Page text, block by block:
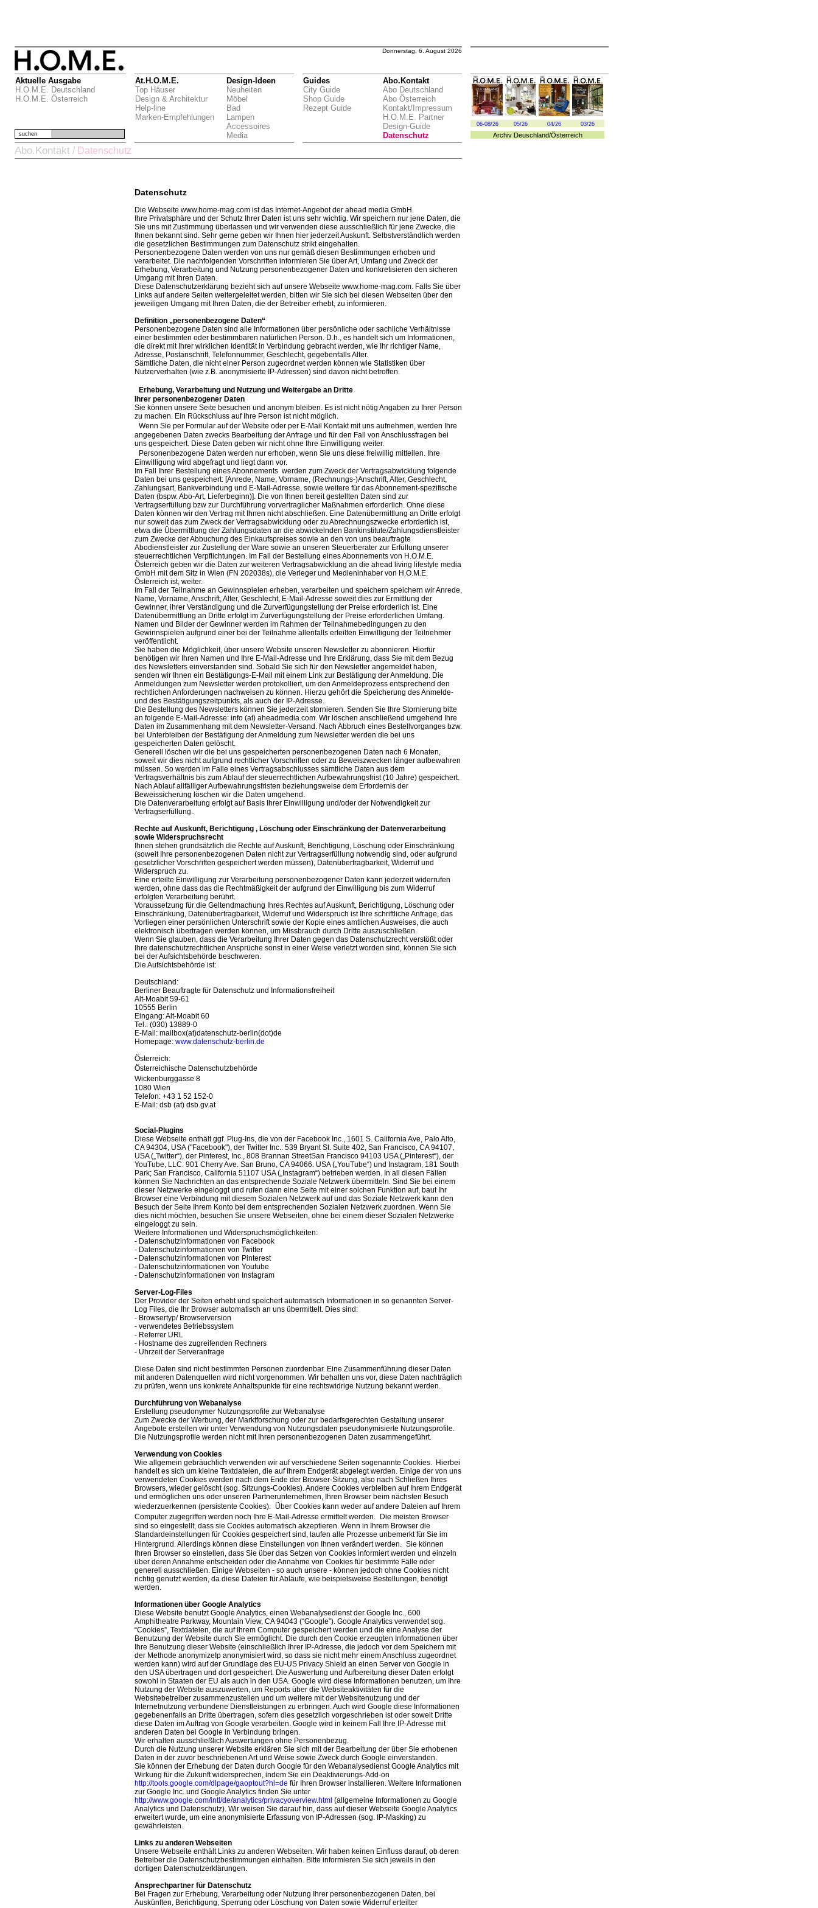
Donnerstag, 6. August 2026
Aktuelle Ausgabe
H.O.M.E. Deutschland
H.O.M.E. Österreich
At.H.O.M.E.
Top Häuser
Design & Architektur
Help-line
Marken-Empfehlungen
Design-Ideen
Neuheiten
Möbel
Bad
Lampen
Accessoires
Media
Guides
City Guide
Shop Guide
Rezept Guide
Abo.Kontakt
Abo Deutschland
Abo Österreich
Kontakt/Impressum
H.O.M.E. Partner
Design-Guide
Datenschutz
06-08/26 05/26 04/26 03/26
Archiv Deuschland/Österreich
suchen
Abo.Kontakt / Datenschutz
Datenschutz
Die Webseite www.home-mag.com ist das Internet-Angebot der ahead media GmbH.
Ihre Privatsphäre und der Schutz Ihrer Daten ist uns sehr wichtig. Wir speichern nur jene Daten, die
Sie uns mit Zustimmung überlassen und wir verwenden diese ausschließlich für jene Zwecke, die
Ihnen bekannt sind. Sehr gerne geben wir Ihnen hier jederzeit Auskunft. Selbstverständlich werden
die gesetzlichen Bestimmungen zum Datenschutz strikt eingehalten.
Personenbezogene Daten werden von uns nur gemäß diesen Bestimmungen erhoben und
verarbeitet. Die nachfolgenden Vorschriften informieren Sie über Art, Umfang und Zweck der
Erhebung, Verarbeitung und Nutzung personenbezogener Daten und konkretisieren den sicheren
Umgang mit Ihren Daten.
Diese Datenschutzerklärung bezieht sich auf unsere Webseite www.home-mag.com. Falls Sie über
Links auf andere Seiten weitergeleitet werden, bitten wir Sie sich bei diesen Webseiten über den
jeweiligen Umgang mit Ihren Daten, die der Betreiber erhebt, zu informieren.
Definition „personenbezogene Daten“
Personenbezogene Daten sind alle Informationen über persönliche oder sachliche Verhältnisse
einer bestimmten oder bestimmbaren natürlichen Person. D.h., es handelt sich um Informationen,
die direkt mit Ihrer wirklichen Identität in Verbindung gebracht werden, wie Ihr richtiger Name,
Adresse, Postanschrift, Telefonnummer, Geschlecht, gegebenfalls Alter.
Sämtliche Daten, die nicht einer Person zugeordnet werden können wie Statistiken über
Nutzerverhalten (wie z.B. anonymisierte IP-Adressen) sind davon nicht betroffen.
Erhebung, Verarbeitung und Nutzung und Weitergabe an Dritte
Ihrer personenbezogener Daten
Sie können unsere Seite besuchen und anonym bleiben. Es ist nicht nötig Angaben zu Ihrer Person
zu machen. Ein Rückschluss auf Ihre Person ist nicht möglich.
Wenn Sie per Formular auf der Website oder per E-Mail Kontakt mit uns aufnehmen, werden Ihre
angegebenen Daten zwecks Bearbeitung der Anfrage und für den Fall von Anschlussfragen bei
uns gespeichert. Diese Daten geben wir nicht ohne Ihre Einwilligung weiter.
Personenbezogene Daten werden nur erhoben, wenn Sie uns diese freiwillig mitteilen. Ihre
Einwilligung wird abgefragt und liegt dann vor.
Im Fall Ihrer Bestellung eines Abonnements werden zum Zweck der Vertragsabwicklung folgende
Daten bei uns gespeichert: [Anrede, Name, Vorname, (Rechnungs-)Anschrift, Alter, Geschlecht,
Zahlungsart, Bankverbindung und E-Mail-Adresse, sowie weitere für das Abonnement-spezifische
Daten (bspw. Abo-Art, Lieferbeginn)]. Die von Ihnen bereit gestellten Daten sind zur
Vertragserfüllung bzw zur Durchführung vorvertraglicher Maßnahmen erforderlich. Ohne diese
Daten können wir den Vertrag mit Ihnen nicht abschließen. Eine Datenübermittlung an Dritte erfolgt
nur soweit das zum Zweck der Vertragsabwicklung oder zu Abrechnungszwecke erforderlich ist,
etwa die Übermittlung der Zahlungsdaten an die abwickelnden Bankinstitute/Zahlungsdienstleister
zum Zwecke der Abbuchung des Einkaufspreises sowie an den von uns beauftragte
Abodienstleister zur Zustellung der Ware sowie an unseren Steuerberater zur Erfüllung unserer
steuerrechtlichen Verpflichtungen. Im Fall der Bestellung eines Abonnements von H.O.M.E.
Österreich geben wir die Daten zur weiteren Vertragsabwicklung an die ahead living lifestyle media
GmbH mit dem Sitz in Wien (FN 202038s), die Verleger und Medieninhaber von H.O.M.E.
Österreich ist, weiter.
Im Fall der Teilnahme an Gewinnspielen erheben, verarbeiten und speichern speichern wir Anrede,
Name, Vorname, Anschrift, Alter, Geschlecht, E-Mail-Adresse soweit dies zur Ermittlung der
Gewinner, ihrer Verständigung und die Zurverfügungstellung der Preise erforderlich ist. Eine
Datenübermittlung an Dritte erfolgt im Zurverfügungstellung der Preise erforderlichen Umfang.
Namen und Bilder der Gewinner werden im Rahmen der Teilnahmebedingungen zu den
Gewinnspielen aufgrund einer bei der Teilnahme allenfalls erteilten Einwilligung der Teilnehmer
veröffentlicht.
Sie haben die Möglichkeit, über unsere Website unseren Newsletter zu abonnieren. Hierfür
benötigen wir Ihren Namen und Ihre E-Mail-Adresse und Ihre Erklärung, dass Sie mit dem Bezug
des Newsletters einverstanden sind. Sobald Sie sich für den Newsletter angemeldet haben,
senden wir Ihnen ein Bestätigungs-E-Mail mit einem Link zur Bestätigung der Anmeldung. Die
Anmeldungen zum Newsletter werden protokolliert, um den Anmeldeprozess entsprechend den
rechtlichen Anforderungen nachweisen zu können. Hierzu gehört die Speicherung des Anmelde-
und des Bestätigungszeitpunkts, als auch der IP-Adresse.
Die Bestellung des Newsletters können Sie jederzeit stornieren. Senden Sie Ihre Stornierung bitte
an folgende E-Mail-Adresse: info (at) aheadmedia.com. Wir löschen anschließend umgehend Ihre
Daten im Zusammenhang mit dem Newsletter-Versand. Nach Abbruch eines Bestellvorganges bzw.
bei Unterbleiben der Bestätigung der Anmeldung zum Newsletter werden die bei uns
gespeicherten Daten gelöscht.
Generell löschen wir die bei uns gespeicherten personenbezogenen Daten nach 6 Monaten,
soweit wir dies nicht aufgrund rechtlicher Vorschriften oder zu Beweiszwecken länger aufbewahren
müssen. So werden im Falle eines Vertragsabschlusses sämtliche Daten aus dem
Vertragsverhältnis bis zum Ablauf der steuerrechtlichen Aufbewahrungsfrist (10 Jahre) gespeichert.
Nach Ablauf allfälliger Aufbewahrungsfristen beziehungsweise dem Erfordernis der
Beweissicherung löschen wir die Daten umgehend.
Die Datenverarbeitung erfolgt auf Basis Ihrer Einwilligung und/oder der Notwendigkeit zur
Vertragserfüllung..
Rechte auf Auskunft, Berichtigung , Löschung oder Einschränkung der Datenverarbeitung
sowie Widerspruchsrecht
Ihnen stehen grundsätzlich die Rechte auf Auskunft, Berichtigung, Löschung oder Einschränkung
(soweit Ihre personenbezogenen Daten nicht zur Vertragserfüllung notwendig sind, oder aufgrund
gesetzlicher Vorschriften gespeichert werden müssen), Datenübertragbarkeit, Widerruf und
Widerspruch zu.
Eine erteilte Einwilligung zur Verarbeitung personenbezogener Daten kann jederzeit widerrufen
werden, ohne dass das die Rechtmäßigkeit der aufgrund der Einwilligung bis zum Widerruf
erfolgten Verarbeitung berührt.
Voraussetzung für die Geltendmachung Ihres Rechtes auf Auskunft, Berichtigung, Löschung oder
Einschränkung, Datenübertragbarkeit, Widerruf und Widerspruch ist Ihre schriftliche Anfrage, das
Vorliegen einer persönlichen Unterschrift sowie der Kopie eines amtlichen Ausweises, die auch
elektronisch übertragen werden können, um Missbrauch durch Dritte auszuschließen.
Wenn Sie glauben, dass die Verarbeitung Ihrer Daten gegen das Datenschutzrecht verstößt oder
Ihre datenschutzrechtlichen Ansprüche sonst in einer Weise verletzt worden sind, können Sie sich
bei der Aufsichtsbehörde beschweren.
Die Aufsichtsbehörde ist:
Deutschland:
Berliner Beauftragte für Datenschutz und Informationsfreiheit
Alt-Moabit 59-61
10555 Berlin
Eingang: Alt-Moabit 60
Tel.: (030) 13889-0
E-Mail: mailbox(at)datenschutz-berlin(dot)de
Homepage: www.datenschutz-berlin.de
Österreich:
Österreichische Datenschutzbehörde
Wickenburggasse 8
1080 Wien
Telefon: +43 1 52 152-0
E-Mail: dsb (at) dsb.gv.at
Social-Plugins
Diese Webseite enthält ggf. Plug-Ins, die von der Facebook Inc., 1601 S. California Ave, Palo Alto,
CA 94304, USA ("Facebook"), der Twitter Inc.: 539 Bryant St. Suite 402, San Francisco, CA 94107,
USA („Twitter“), der Pinterest, Inc., 808 Brannan StreetSan Francisco 94103 USA („Pinterest“), der
YouTube, LLC. 901 Cherry Ave. San Bruno, CA 94066. USA („YouTube“) und Instagram, 181 South
Park; San Francisco, California 51107 USA („Instagram“) betrieben werden. In all diesen Fällen
können Sie Nachrichten an das entsprechende Soziale Netzwerk übermitteln. Sind Sie bei einem
dieser Netzwerke eingeloggt und rufen dann eine Seite mit einer solchen Funktion auf, baut Ihr
Browser eine Verbindung mit diesem Sozialen Netzwerk auf und das Soziale Netzwerk kann den
Besuch der Seite Ihrem Konto bei dem entsprechenden Sozialen Netzwerk zuordnen. Wenn Sie
dies nicht möchten, besuchen Sie unsere Webseiten, ohne bei einem dieser Sozialen Netzwerke
eingeloggt zu sein.
Weitere Informationen und Widerspruchsmöglichkeiten:
- Datenschutzinformationen von Facebook
- Datenschutzinformationen von Twitter
- Datenschutzinformationen von Pinterest
- Datenschutzinformationen von Youtube
- Datenschutzinformationen von Instagram
Server-Log-Files
Der Provider der Seiten erhebt und speichert automatisch Informationen in so genannten Server-
Log Files, die Ihr Browser automatisch an uns übermittelt. Dies sind:
- Browsertyp/ Browserversion
- verwendetes Betriebssystem
- Referrer URL
- Hostname des zugreifenden Rechners
- Uhrzeit der Serveranfrage
Diese Daten sind nicht bestimmten Personen zuordenbar. Eine Zusammenführung dieser Daten
mit anderen Datenquellen wird nicht vorgenommen. Wir behalten uns vor, diese Daten nachträglich
zu prüfen, wenn uns konkrete Anhaltspunkte für eine rechtswidrige Nutzung bekannt werden.
Durchführung von Webanalyse
Erstellung pseudonymer Nutzungsprofile zur Webanalyse
Zum Zwecke der Werbung, der Marktforschung oder zur bedarfsgerechten Gestaltung unserer
Angebote erstellen wir unter Verwendung von Nutzungsdaten pseudonymisierte Nutzungsprofile.
Die Nutzungsprofile werden nicht mit Ihren personenbezogenen Daten zusammengeführt.
Verwendung von Cookies
Wie allgemein gebräuchlich verwenden wir auf verschiedene Seiten sogenannte Cookies. Hierbei
handelt es sich um kleine Textdateien, die auf Ihrem Endgerät abgelegt werden. Einige der von uns
verwendeten Cookies werden nach dem Ende der Browser-Sitzung, also nach Schließen Ihres
Browsers, wieder gelöscht (sog. Sitzungs-Cookies). Andere Cookies verbleiben auf Ihrem Endgerät
und ermöglichen uns oder unseren Partnerunternehmen, Ihren Browser beim nächsten Besuch
wiederzuerkennen (persistente Cookies). Über Cookies kann weder auf andere Dateien auf Ihrem
Computer zugegriffen werden noch Ihre E-Mail-Adresse ermittelt werden. Die meisten Browser
sind so eingestellt, dass sie Cookies automatisch akzeptieren. Wenn in Ihrem Browser die
Standardeinstellungen für Cookies gespeichert sind, laufen alle Prozesse unbemerkt für Sie im
Hintergrund. Allerdings können diese Einstellungen von Ihnen verändert werden. Sie können
Ihren Browser so einstellen, dass Sie über das Setzen von Cookies informiert werden und einzeln
über deren Annahme entscheiden oder die Annahme von Cookies für bestimmte Fälle oder
generell ausschließen. Einige Webseiten - so auch unsere - können jedoch ohne Cookies nicht
richtig genutzt werden, da diese Dateien für Abläufe, wie beispielsweise Bestellungen, benötigt
werden.
Informationen über Google Analytics
Diese Website benutzt Google Analytics, einen Webanalysedienst der Google Inc., 600
Amphitheatre Parkway, Mountain View, CA 94043 (“Google”). Google Analytics verwendet sog.
“Cookies”, Textdateien, die auf Ihrem Computer gespeichert werden und die eine Analyse der
Benutzung der Website durch Sie ermöglicht. Die durch den Cookie erzeugten Informationen über
Ihre Benutzung dieser Website (einschließlich Ihrer IP-Adresse, die jedoch vor dem Speichern mit
der Methode anonymizeIp anonymisiert wird, so dass sie nicht mehr einem Anschluss zugeordnet
werden kann) wird auf der Grundlage des EU-US Privacy Shield an einen Server von Google in
den USA übertragen und dort gespeichert. Die Auswertung und Aufbereitung dieser Daten erfolgt
sowohl in Staaten der EU als auch in den USA. Google wird diese Informationen benutzen, um Ihre
Nutzung der Website auszuwerten, um Reports über die Websiteaktivitäten für die
Websitebetreiber zusammenzustellen und um weitere mit der Websitenutzung und der
Internetnutzung verbundene Dienstleistungen zu erbringen. Auch wird Google diese Informationen
gegebenenfalls an Dritte übertragen, sofern dies gesetzlich vorgeschrieben ist oder soweit Dritte
diese Daten im Auftrag von Google verarbeiten. Google wird in keinem Fall Ihre IP-Adresse mit
anderen Daten bei Google in Verbindung bringen.
Wir erhalten ausschließlich Auswertungen ohne Personenbezug.
Durch die Nutzung unserer Website erklären Sie sich mit der Bearbeitung der über Sie erhobenen
Daten in der zuvor beschriebenen Art und Weise sowie Zweck durch Google einverstanden.
Sie können der Erhebung der Daten durch Google für den Webanalysedienst Google Analytics mit
Wirkung für die Zukunft widersprechen, indem Sie ein Deaktivierungs-Add-on
http://tools.google.com/dlpage/gaoptout?hl=de für Ihren Browser installieren. Weitere Informationen
zur Google Inc. und Google Analytics finden Sie unter
http://www.google.com/intl/de/analytics/privacyoverview.html (allgemeine Informationen zu Google
Analytics und Datenschutz). Wir weisen Sie darauf hin, dass auf dieser Webseite Google Analytics
erweitert wurde, um eine anonymisierte Erfassung von IP-Adressen (sog. IP-Masking) zu
gewährleisten.
Links zu anderen Webseiten
Unsere Webseite enthält Links zu anderen Webseiten. Wir haben keinen Einfluss darauf, ob deren
Betreiber die Datenschutzbestimmungen einhalten. Bitte informieren Sie sich jeweils in den
dortigen Datenschutzerklärungen.
Ansprechpartner für Datenschutz
Bei Fragen zur Erhebung, Verarbeitung oder Nutzung Ihrer personenbezogenen Daten, bei
Auskünften, Berichtigung, Sperrung oder Löschung von Daten sowie Widerruf erteilter